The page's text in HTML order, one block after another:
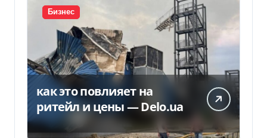
Бизнес
как это повлияет на
ритейл и цены — Delo.ua